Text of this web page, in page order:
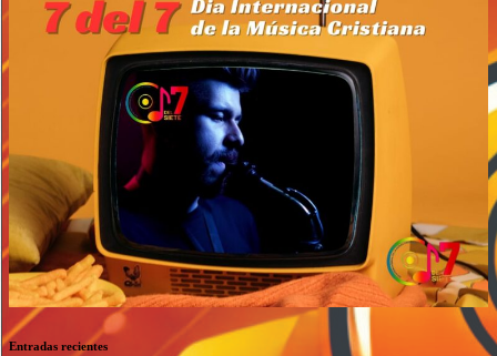
Entradas recientes